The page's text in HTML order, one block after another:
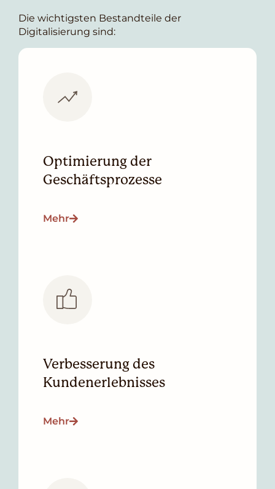
Die wichtigsten Bestandteile der
Digitalisierung sind:
Optimierung der
Geschäftsprozesse
Mehr
Verbesserung des
Kundenerlebnisses
Mehr